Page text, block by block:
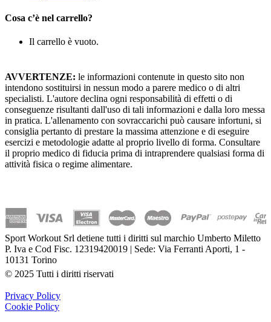
Cosa c’è nel carrello?
Il carrello è vuoto.
AVVERTENZE: le informazioni contenute in questo sito non
intendono sostituirsi in nessun modo a parere medico o di altri
specialisti. L'autore declina ogni responsabilità di effetti o di
conseguenze risultanti dall'uso di tali informazioni e dalla loro messa
in pratica. L'allenamento con sovraccarichi può causare infortuni, si
consiglia pertanto di prestare la massima attenzione e di eseguire
esercizi e metodologie adatte al proprio livello di forma. Consultare
il proprio medico di fiducia prima di intraprendere qualsiasi forma di
attività fisica o regime alimentare.
Sport Workout Srl detiene tutti i diritti sul marchio Umberto Miletto
P. Iva e Cod Fisc. 12319420019 | Sede: Via Ferranti Aporti, 1 -
10131 Torino
© 2025 Tutti i diritti riservati
Privacy Policy
Cookie Policy